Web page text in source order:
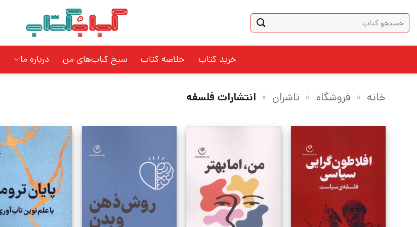
content
جستجو
برای:
خرید کتاب خلاصه کتاب سیخ کباب‌های من درباره ما
خانه » فروشگاه » ناشران » انتشارات فلسفه